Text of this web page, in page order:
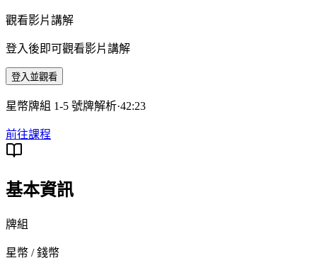
觀看影片講解
登入後即可觀看影片講解
登入並觀看
星幣牌組 1-5 號牌解析·42:23
前往課程
基本資訊
牌組
星幣 / 錢幣